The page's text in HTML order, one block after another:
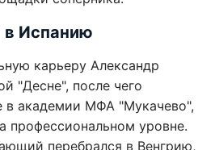
в Испанию
карьеру Александр
"Десне", после чего
в академии МФА "Мукачево",
профессиональном уровне.
перебрался в Венгрию,